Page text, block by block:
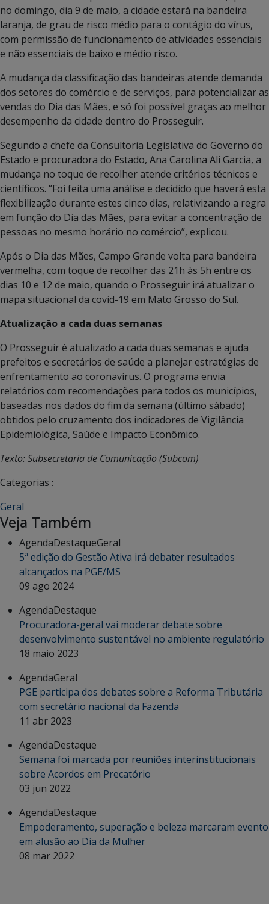
no domingo, dia 9 de maio, a cidade estará na bandeira
laranja, de grau de risco médio para o contágio do vírus,
com permissão de funcionamento de atividades essenciais
e não essenciais de baixo e médio risco.
A mudança da classificação das bandeiras atende demanda
dos setores do comércio e de serviços, para potencializar as
vendas do Dia das Mães, e só foi possível graças ao melhor
desempenho da cidade dentro do Prosseguir.
Segundo a chefe da Consultoria Legislativa do Governo do
Estado e procuradora do Estado, Ana Carolina Ali Garcia, a
mudança no toque de recolher atende critérios técnicos e
científicos. “Foi feita uma análise e decidido que haverá esta
flexibilização durante estes cinco dias, relativizando a regra
em função do Dia das Mães, para evitar a concentração de
pessoas no mesmo horário no comércio”, explicou.
Após o Dia das Mães, Campo Grande volta para bandeira
vermelha, com toque de recolher das 21h às 5h entre os
dias 10 e 12 de maio, quando o Prosseguir irá atualizar o
mapa situacional da covid-19 em Mato Grosso do Sul.
Atualização a cada duas semanas
O Prosseguir é atualizado a cada duas semanas e ajuda
prefeitos e secretários de saúde a planejar estratégias de
enfrentamento ao coronavírus. O programa envia
relatórios com recomendações para todos os municípios,
baseadas nos dados do fim da semana (último sábado)
obtidos pelo cruzamento dos indicadores de Vigilância
Epidemiológica, Saúde e Impacto Econômico.
Texto: Subsecretaria de Comunicação (Subcom)
Categorias :
Geral
Veja Também
AgendaDestaqueGeral
5ª edição do Gestão Ativa irá debater resultados
alcançados na PGE/MS
09 ago 2024
AgendaDestaque
Procuradora-geral vai moderar debate sobre
desenvolvimento sustentável no ambiente regulatório
18 maio 2023
AgendaGeral
PGE participa dos debates sobre a Reforma Tributária
com secretário nacional da Fazenda
11 abr 2023
AgendaDestaque
Semana foi marcada por reuniões interinstitucionais
sobre Acordos em Precatório
03 jun 2022
AgendaDestaque
Empoderamento, superação e beleza marcaram evento
em alusão ao Dia da Mulher
08 mar 2022